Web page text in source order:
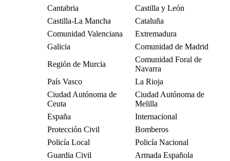
Cantabria
Castilla y León
Castilla-La Mancha
Cataluña
Comunidad Valenciana
Extremadura
Galicia
Comunidad de Madrid
Región de Murcia
Comunidad Foral de
Navarra
País Vasco
La Rioja
Ciudad Autónoma de
Ceuta
Ciudad Autónoma de
Melilla
España
Internacional
Protección Civil
Bomberos
Policía Local
Policía Nacional
Guardia Civil
Armada Española